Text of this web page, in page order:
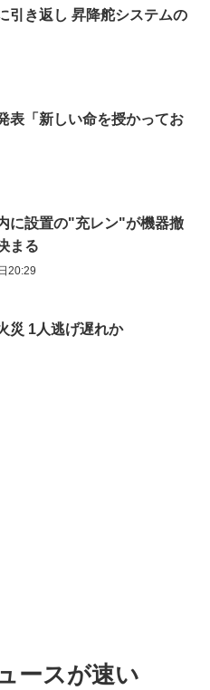
引き返し 昇降舵システムの
表「新しい命を授かってお
に設置の"充レン"が機器撤
まる
20:29
災 1人逃げ遅れか
ースが速い